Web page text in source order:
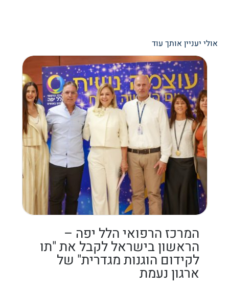
אולי יעניין אותך עוד
המרכז הרפואי הלל יפה –
הראשון בישראל לקבל את "תו
לקידום הוגנות מגדרית" של
ארגון נעמת